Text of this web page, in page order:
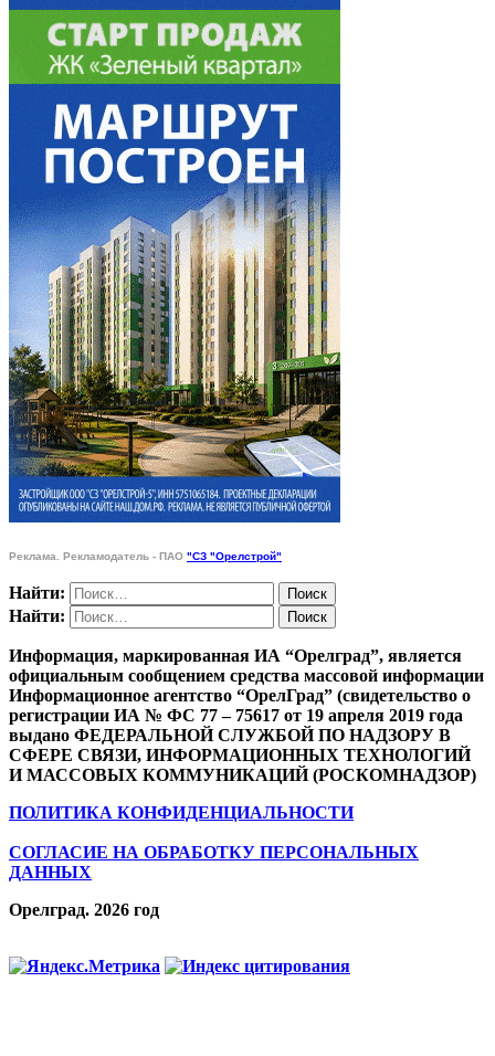
Реклама. Рекламодатель - ПАО "СЗ "Орелстрой"
Найти:
Найти:
Информация, маркированная ИА “Орелград”, является
официальным сообщением средства массовой информации
Информационное агентство “ОрелГрад” (свидетельство о
регистрации ИА № ФС 77 – 75617 от 19 апреля 2019 года
выдано ФЕДЕРАЛЬНОЙ СЛУЖБОЙ ПО НАДЗОРУ В
СФЕРЕ СВЯЗИ, ИНФОРМАЦИОННЫХ ТЕХНОЛОГИЙ
И МАССОВЫХ КОММУНИКАЦИЙ (РОСКОМНАДЗОР)
ПОЛИТИКА КОНФИДЕНЦИАЛЬНОСТИ
СОГЛАСИЕ НА ОБРАБОТКУ ПЕРСОНАЛЬНЫХ
ДАННЫХ
Орелград. 2026 год